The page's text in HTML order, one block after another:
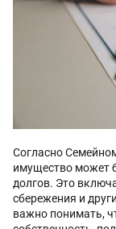
Согласно
имущество может
долгов. Это
сбережения и
важно понимать,